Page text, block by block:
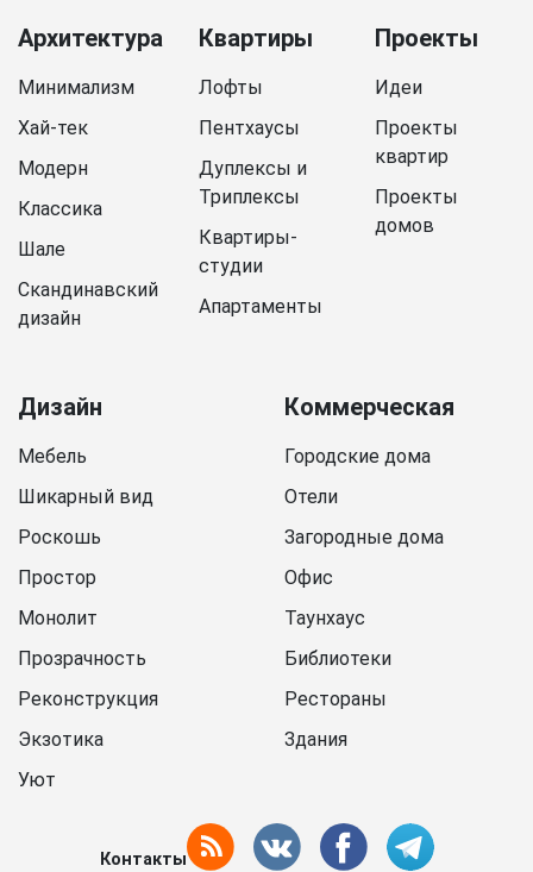
Архитектура
Минимализм
Хай-тек
Модерн
Классика
Шале
Скандинавский
дизайн
Квартиры
Лофты
Пентхаусы
Дуплексы и
Триплексы
Квартиры-
студии
Апартаменты
Проекты
Идеи
Проекты
квартир
Проекты
домов
Дизайн
Мебель
Шикарный вид
Роскошь
Простор
Монолит
Прозрачность
Реконструкция
Экзотика
Уют
Коммерческая
Городские дома
Отели
Загородные дома
Офис
Таунхаус
Библиотеки
Рестораны
Здания
Контакты